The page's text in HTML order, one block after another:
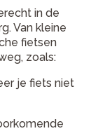
in de
Van kleine
fietsen
zoals:
je fiets niet